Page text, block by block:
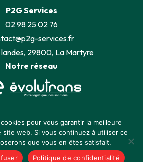
pour vous garantir la meilleure
site web. Si vous continuez à utiliser ce
que vous en êtes satisfait.
Politique de confidentialité
P2G Services
02 98 25 02 76
services.fr
landes, 29800, La Martyre
Notre réseau
de confidentialité
Tous droits réservés.
Réalisé parBary